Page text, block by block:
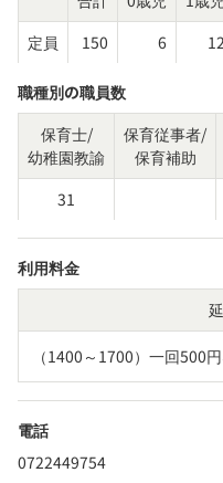
定員
150 6 12
職種別の職員数
保育士/
幼稚園教諭
保育従事者/
保育補助
31
利用料金
（1400～1700）一回500
電話
0722449754